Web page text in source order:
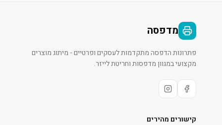
מדפסה
פתרונות הדפסה מתקדמות לעסקים ופרטיים - מיתוג מוצרים
מקצועי במגוון מדפסות וחריטת לייזר.
קישורים מהירים